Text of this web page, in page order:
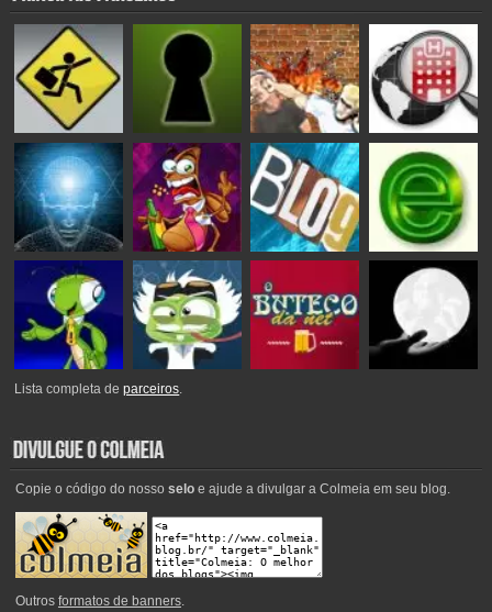
Lista completa deparceiros.
Copie o código do nosso seloe ajude a divulgar a Colmeia em seu blog.
Outros formatos de banners.